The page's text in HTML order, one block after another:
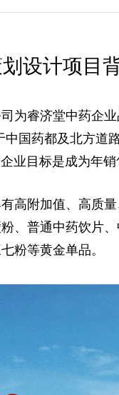
设计项目
为睿济堂中药企
国药都及北方道
业目标是成为年
高附加值、高质
、 普通中药饮片
粉等黄金单品。